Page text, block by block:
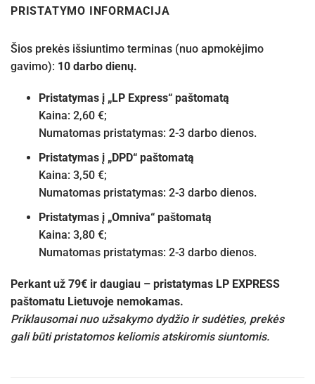
PRISTATYMO INFORMACIJA
Šios prekės išsiuntimo terminas (nuo apmokėjimo
gavimo): 10 darbo dienų.
Pristatymas į „LP Express“ paštomatą
Kaina: 2,60 €;
Numatomas pristatymas: 2-3 darbo dienos.
Pristatymas į „DPD“ paštomatą
Kaina: 3,50 €;
Numatomas pristatymas: 2-3 darbo dienos.
Pristatymas į „Omniva“ paštomatą
Kaina: 3,80 €;
Numatomas pristatymas: 2-3 darbo dienos.
Perkant už 79€ ir daugiau – pristatymas LP EXPRESS
paštomatu Lietuvoje nemokamas.
Priklausomai nuo užsakymo dydžio ir sudėties, prekės
gali būti pristatomos keliomis atskiromis siuntomis.